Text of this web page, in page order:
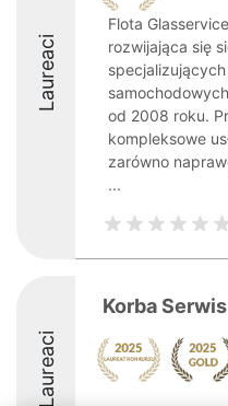
Laureaci
Flota
rozwijająca się
od 2008 roku.
kompleksowe
zarówno
...
Laureaci
Korba